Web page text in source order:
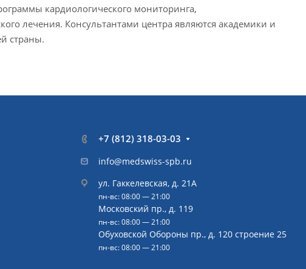
кардиологического мониторинга,
лечения. Консультантами центра являются академики и
страны.
+7 (812) 318-03-03
info@medswiss-spb.ru
ул. Гаккелевская, д. 21А
пн-вс: 08:00 — 21:00
Московский пр., д. 119
пн-вс: 08:00 — 21:00
Обуховской Обороны пр., д. 120 строение 25
пн-вс: 08:00 — 21:00